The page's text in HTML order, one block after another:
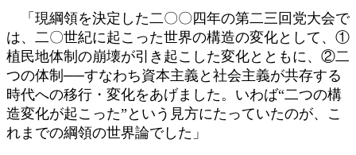
「現綱領を決定した二〇〇四年の第二三回党大会で
は、二〇世紀に起こった世界の構造の変化として、①
植民地体制の崩壊が引き起こした変化とともに、②二
つの体制──すなわち資本主義と社会主義が共存する
時代への移行・変化をあげました。いわば“二つの構
造変化が起こった”という見方にたっていたのが、こ
れまでの綱領の世界論でした」